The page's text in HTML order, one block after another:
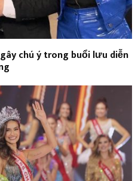
gây chú ý trong buổi lưu diễn